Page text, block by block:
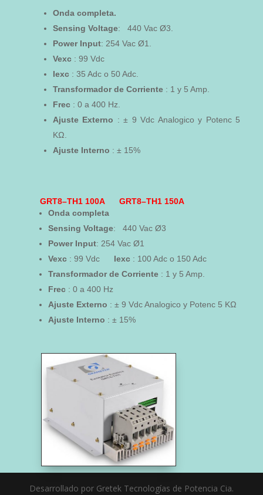
Onda completa.
Sensing Voltage: 440 Vac Ø3.
PowerInput: 254 Vac Ø1.
Vexc: 99 Vdc
Iexc: 35 Adc o 50 Adc.
Transformador de Corriente : 1 y 5 Amp.
Frec: 0 a 400 Hz.
Ajuste Externo : ± 9 Vdc Analogico y Potenc 5
KΩ.
Ajuste Interno : ± 15%
GRT8–TH1 100A GRT8–TH1 150A
Onda completa
Sensing Voltage: 440 Vac Ø3
PowerInput: 254 Vac Ø1
Vexc: 99 Vdc Iexc: 100 Adc o 150 Adc
Transformador de Corriente : 1 y 5 Amp.
Frec: 0 a 400 Hz
Ajuste Externo : ± 9 Vdc Analogico y Potenc 5 KΩ
Ajuste Interno : ± 15%
Desarrollado por Gretek Tecnologías de Potencia Cia.